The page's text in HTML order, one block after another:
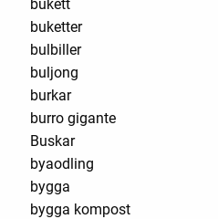
bukett
buketter
bulbiller
buljong
burkar
burro gigante
Buskar
byaodling
bygga
bygga kompost